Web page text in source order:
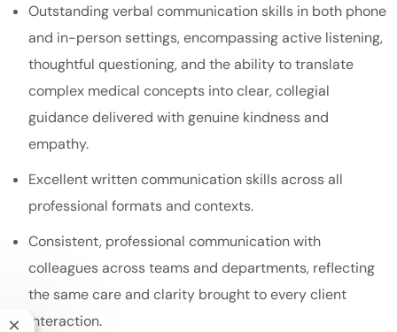
Outstanding verbal communication skills in both phone
and in-person settings, encompassing active listening,
thoughtful questioning, and the ability to translate
complex medical concepts into clear, collegial
guidance delivered with genuine kindness and
empathy.
Excellent written communication skills across all
professional formats and contexts.
Consistent, professional communication with
colleagues across teams and departments, reflecting
the same care and clarity brought to every client
interaction.